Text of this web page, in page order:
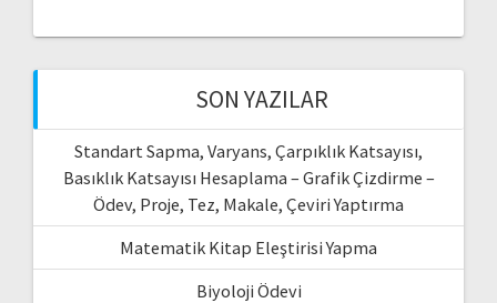
SON YAZILAR
Standart Sapma, Varyans, Çarpıklık Katsayısı,
Basıklık Katsayısı Hesaplama – Grafik Çizdirme –
Ödev, Proje, Tez, Makale, Çeviri Yaptırma
Matematik Kitap Eleştirisi Yapma
Biyoloji Ödevi